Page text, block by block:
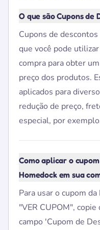
O que são Cupons de
Cupons de
que você pode
compra para obter
preço dos produtos.
aplicados para
redução de preço,
especial, por
Como aplicar o
Homedock em sua
Para usar o cupom
"VER CUPOM",
campo 'Cupom de